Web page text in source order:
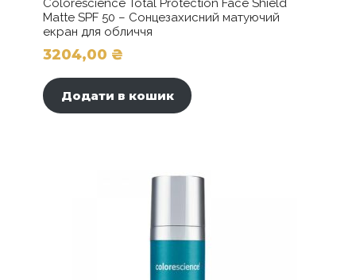
Colorescience Total Protection Face Shield
Matte SPF 50 – Сонцезахисний матуючий
екран для обличчя
3204,00 ₴
Додати в кошик